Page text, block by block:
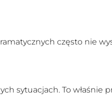
często nie
sytuacjach. To właśnie